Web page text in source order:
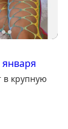
в крупную